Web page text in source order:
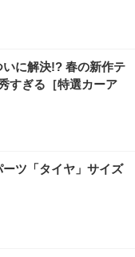
に解決!? 春の新作テ
すぎる［特選カーア
ツ「タイヤ」サイズ